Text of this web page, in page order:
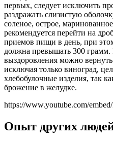
первых, следует исключить
раздражать слизистую
соленое, острое,
рекомендуется перейти на
приемов пищи в день, при
должна превышать 300 грамм.
выздоровления можно
исключая только виноград,
хлебобулочные изделия, так
брожение в желудке.
https://www.youtube.com/
Опыт других